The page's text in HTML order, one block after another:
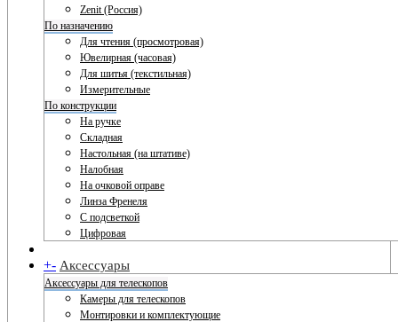
Zenit (Россия)
По назначению
Для чтения (просмотровая)
Ювелирная (часовая)
Для шитья (текстильная)
Измерительные
По конструкции
На ручке
Складная
Настольная (на штативе)
Налобная
На очковой оправе
Линза Френеля
С подсветкой
Цифровая
+- Аксессуары
Аксессуары для телескопов
Камеры для телескопов
Монтировки и комплектующие